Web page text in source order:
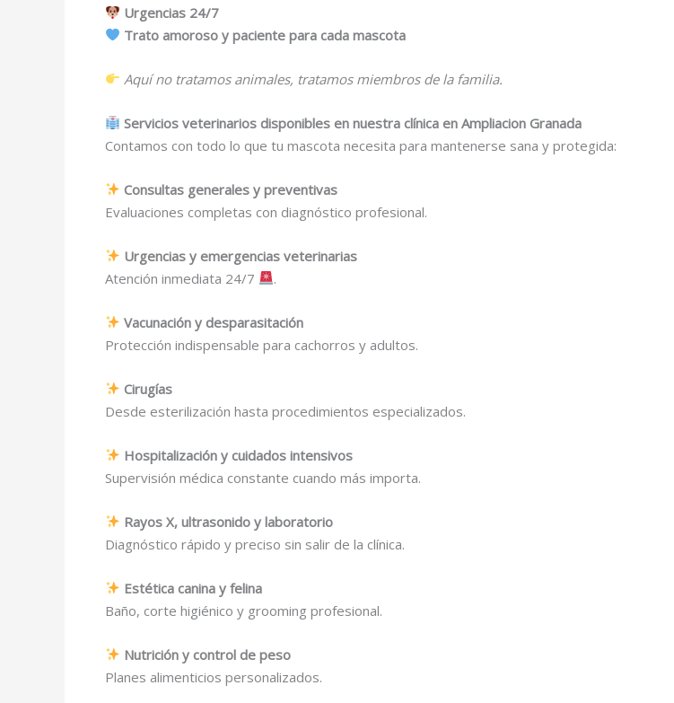
Urgencias 24/7
Trato amoroso y paciente para cada mascota
Aquí no tratamos animales, tratamos miembros de la familia.
Servicios veterinarios disponibles en nuestra clínica en Ampliacion Granada
Contamos con todo lo que tu mascota necesita para mantenerse sana y protegida:
Consultas generales y preventivas
Evaluaciones completas con diagnóstico profesional.
Urgencias y emergencias veterinarias
Atención inmediata 24/7
.
Vacunación y desparasitación
Protección indispensable para cachorros y adultos.
Cirugías
Desde esterilización hasta procedimientos especializados.
Hospitalización y cuidados intensivos
Supervisión médica constante cuando más importa.
Rayos X, ultrasonido y laboratorio
Diagnóstico rápido y preciso sin salir de la clínica.
Estética canina y felina
Baño, corte higiénico y grooming profesional.
Nutrición y control de peso
Planes alimenticios personalizados.